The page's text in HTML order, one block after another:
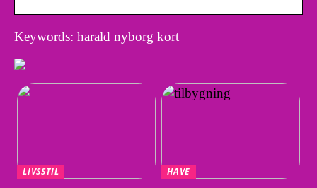
Keywords: harald nyborg kort
LIVSSTIL HAVE